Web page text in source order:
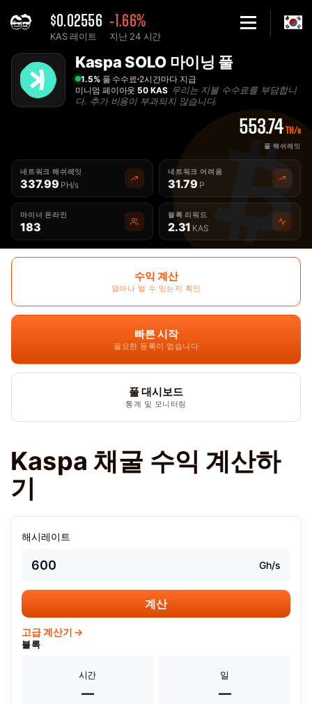
$0.02556
KAS 레이트
-1.66%
지난 24 시간
Home
솔로 Kaspa KAS 마이닝 풀 - 2Miners
Kaspa SOLO 마이닝 풀
1.5%풀 수수료 2시간마다 지급
미니멈 페이아웃50 KAS 우리는 지불 수수료를 부담합니
다. 추가 비용이 부과되지 않습니다.
553.74 TH/s
풀 해쉬레잇
네트워크 해쉬레잇
337.99 PH/s
네트워크 어려움
31.79 P
마이너 온라인
183
블록 리워드
2.31 KAS
수익 계산
얼마나 벌 수 있는지 확인
빠른 시작
필요한 등록이 없습니다
풀 대시보드
통계 및 모니터링
Kaspa 채굴 수익 계산하
기
해시레이트
Gh/s
계산
고급 계산기 →
블록
시간
—
일
—